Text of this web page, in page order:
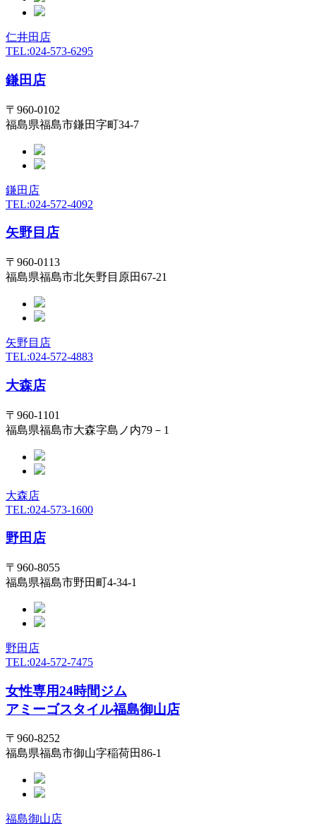
仁井田店
TEL:024-573-6295
鎌田店
〒960-0102
福島県福島市鎌田字町34-7
鎌田店
TEL:024-572-4092
矢野目店
〒960-0113
福島県福島市北矢野目原田67-21
矢野目店
TEL:024-572-4883
大森店
〒960-1101
福島県福島市大森字島ノ内79－1
大森店
TEL:024-573-1600
野田店
〒960-8055
福島県福島市野田町4-34-1
野田店
TEL:024-572-7475
女性専用24時間ジム
アミーゴスタイル福島御山店
〒960-8252
福島県福島市御山字稲荷田86-1
福島御山店